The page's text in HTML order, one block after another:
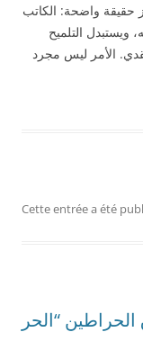
حقيقة واضحة: الكاتب
التلميح
الأمر ليس مجرد
Cette entrée a été